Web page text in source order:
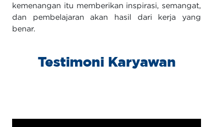
kemenangan itu memberikan inspirasi, semangat,
dan pembelajaran akan hasil dari kerja yang
benar.
Testimoni Karyawan